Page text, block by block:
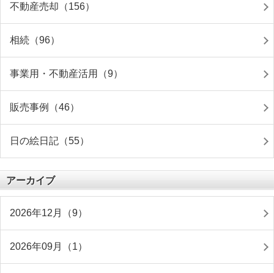
不動産売却（156）
相続（96）
事業用・不動産活用（9）
販売事例（46）
日の絵日記（55）
アーカイブ
2026年12月（9）
2026年09月（1）